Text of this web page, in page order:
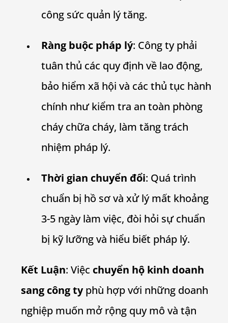
công sức quản lý tăng.
Ràng buộc pháp lý: Công ty phải
tuân thủ các quy định về lao động,
bảo hiểm xã hội và các thủ tục hành
chính như kiểm tra an toàn phòng
cháy chữa cháy, làm tăng trách
nhiệm pháp lý.
Thời gian chuyển đổi: Quá trình
chuẩn bị hồ sơ và xử lý mất khoảng
3-5 ngày làm việc, đòi hỏi sự chuẩn
bị kỹ lưỡng và hiểu biết pháp lý.
Kết Luận: Việc chuyển hộ kinh doanh
sang công typhù hợp với những doanh
nghiệp muốn mở rộng quy mô và tận